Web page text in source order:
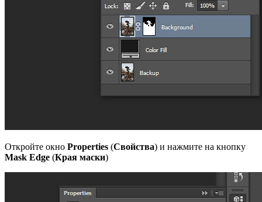
Откройте окно Properties (Свойства) и нажмите на кнопку
Mask Edge (Края маски)